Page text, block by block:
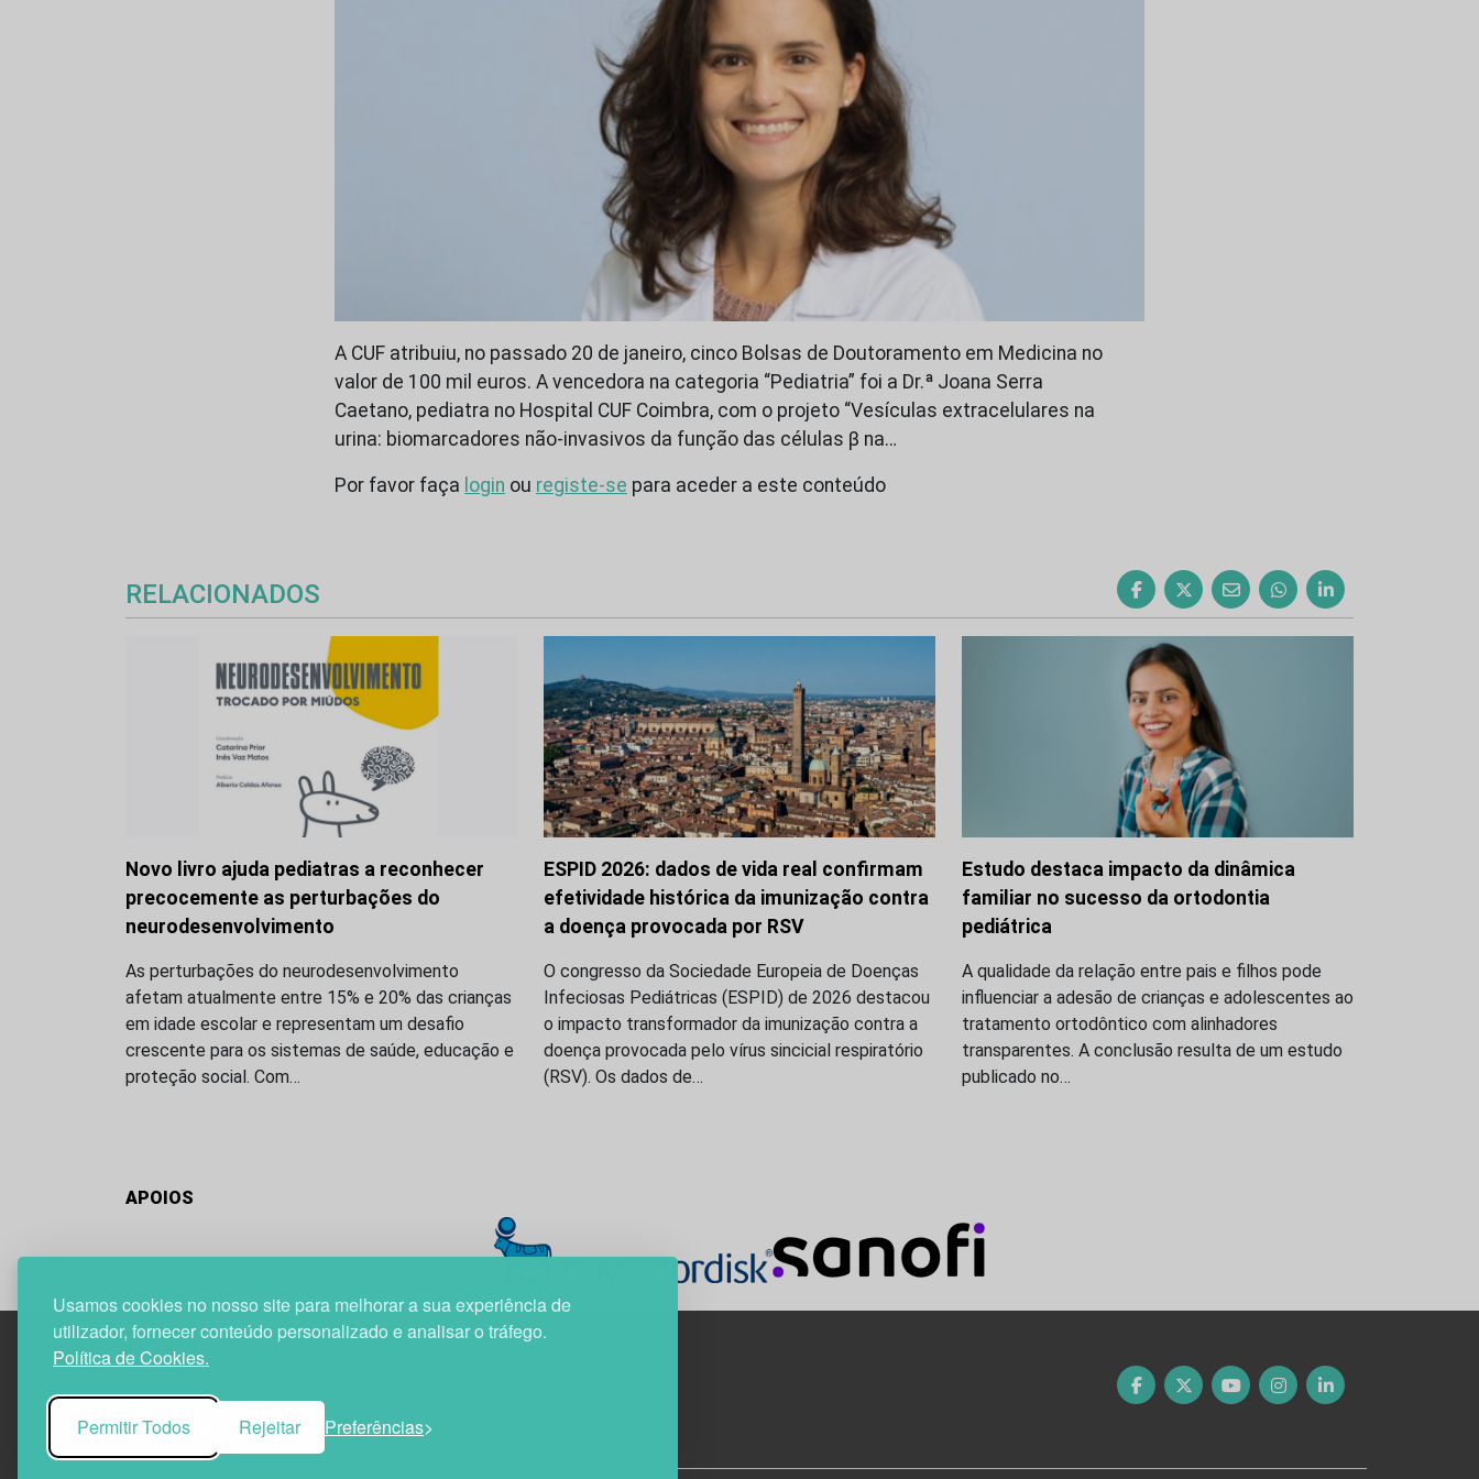
Usamos cookies no nosso site para melhorar a sua experiência de
utilizador, fornecer conteúdo personalizado e analisar o tráfego.
Política de Cookies.
Permitir Todos Rejeitar Preferências
A CUF atribuiu, no passado 20 de janeiro, cinco Bolsas de Doutoramento em Medicina no
valor de 100 mil euros. A vencedora na categoria “Pediatria” foi a Dr.ª Joana Serra
Caetano, pediatra no Hospital CUF Coimbra, com o projeto “Vesículas extracelulares na
urina: biomarcadores não-invasivos da função das células β na…
Por favor faça login ou registe-se para aceder a este conteúdo
RELACIONADOS
Novo livro ajuda pediatras a reconhecer
precocemente as perturbações do
neurodesenvolvimento
As perturbações do neurodesenvolvimento
afetam atualmente entre 15% e 20% das crianças
em idade escolar e representam um desafio
crescente para os sistemas de saúde, educação e
proteção social. Com…
ESPID 2026: dados de vida real confirmam
efetividade histórica da imunização contra
a doença provocada por RSV
O congresso da Sociedade Europeia de Doenças
Infeciosas Pediátricas (ESPID) de 2026 destacou
o impacto transformador da imunização contra a
doença provocada pelo vírus sincicial respiratório
(RSV). Os dados de…
Estudo destaca impacto da dinâmica
familiar no sucesso da ortodontia
pediátrica
A qualidade da relação entre pais e filhos pode
influenciar a adesão de crianças e adolescentes ao
tratamento ortodôntico com alinhadores
transparentes. A conclusão resulta de um estudo
publicado no…
APOIOS
1800-282 Lisboa | Portugal
21 850 40 65